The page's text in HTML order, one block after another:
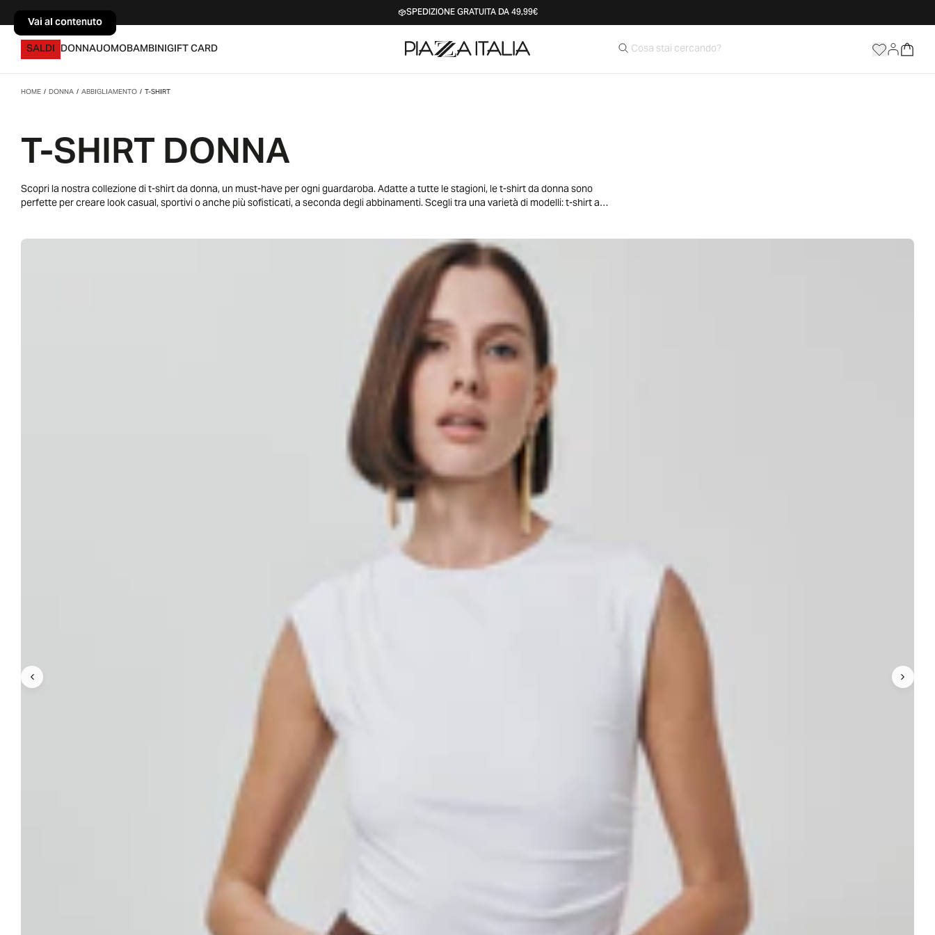
Vai al contenuto SPEDIZIONE GRATUITA DA 49,99€
SALDI DONNAUOMOBAMBINIGIFT CARD
HOME/DONNA/ABBIGLIAMENTO/T-SHIRT
T-SHIRT DONNA
Scopri la nostra collezione di t-shirt da donna, un must-have per ogni guardaroba. Adatte a tutte le stagioni, le t-shirt da donna sono
perfette per creare look casual, sportivi o anche più sofisticati, a seconda degli abbinamenti. Scegli tra una varietà di modelli: t-shirt a
serate fuori. Con una gamma di colori e taglie disponibili, ogni t-shirt può adattarsi perfettamente al tuo look quotidiano. Aggiungi un
tocco di freschezza e comfort al tuo outfit con le t-shirt da donna più versatili, per uno stile sempre alla moda!
Vai al contenuto